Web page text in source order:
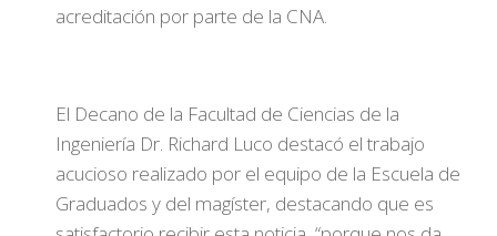
acreditación por parte de la CNA.
El Decano de la Facultad de Ciencias de la
Ingeniería Dr. Richard Luco destacó el trabajo
acucioso realizado por el equipo de la Escuela de
Graduados y del magíster, destacando que es